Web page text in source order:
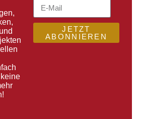
JETZT
ABONNIEREN